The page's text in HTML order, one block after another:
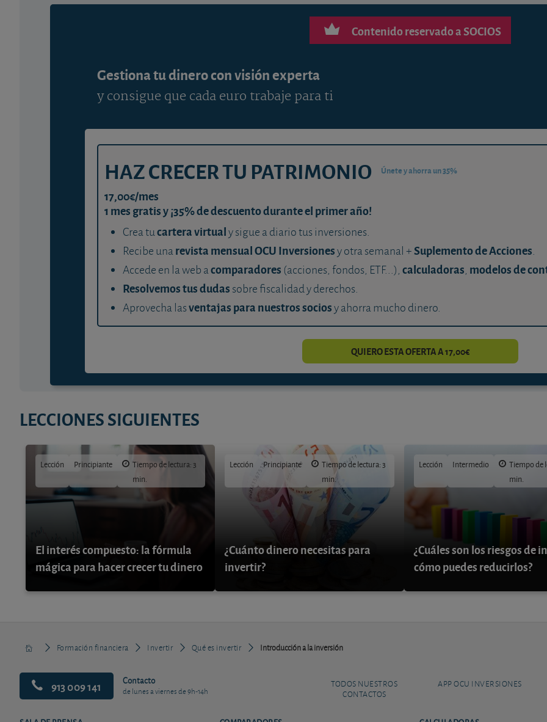
Contenido reservado a SOCIOS
Gestiona tu dinero con visión experta
y consigue que cada euro trabaje para ti
HAZ CRECER TU PATRIMONIO Únete y ahorra un 35%
17,00€/mes
1 mes gratis y ¡35% de descuento durante el primer año!
Crea tucartera virtualy sigue a diario tus inversiones.
Recibe unarevista mensual OCU Inversionesy otra semanal +Suplemento de Acciones.
Accede en la web acomparadores (acciones, fondos, ETF...), calculadoras, modelos de
Resolvemos tus dudas sobre fiscalidad y derechos.
Aprovecha lasventajas para nuestros sociosy ahorra mucho dinero.
QUIERO ESTA OFERTA A 17,00€
LECCIONES SIGUIENTES
Lección Principiante
Tiempo de lectura: 3
min.
El interés compuesto: la fórmula
mágica para hacer crecer tu dinero
Lección Principiante
Tiempo de lectura: 3
min.
¿Cuánto dinero necesitas para
invertir?
Lección Intermedio
Tiempo de
min.
¿Cuáles son los riesgos de
cómo puedes reducirlos?
Formación financiera Invertir Qué es invertir Introducción a la inversión
913 009 141 Contacto
de lunes a viernes de 9h-14h
TODOS NUESTROS
CONTACTOS
APP OCU INVERSIONES